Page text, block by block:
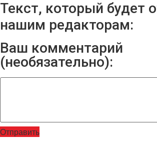
Текст, который будет
нашим редакторам:
Ваш комментарий
(необязательно):
Отправить